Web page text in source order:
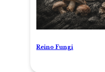
Reino Fungi